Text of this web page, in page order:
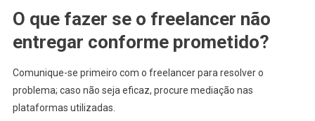
O que fazer se o freelancer não
entregar conforme prometido?
Comunique-se primeiro com o freelancer para resolver o
problema; caso não seja eficaz, procure mediação nas
plataformas utilizadas.